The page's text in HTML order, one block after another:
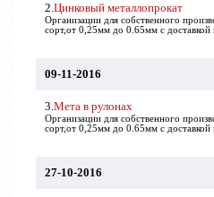
2.Цинковый металлопрокат
Организации для собственного
cорт,от 0,25мм до 0.65мм с
09-11-2016
3.Мета в рулонах
Организации для собственного
cорт,от 0,25мм до 0.65мм с
27-10-2016